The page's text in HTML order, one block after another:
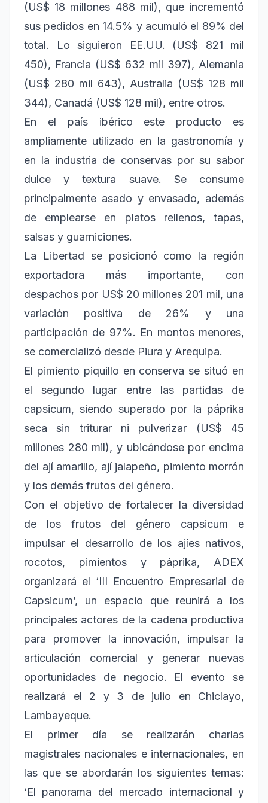
(US$ 18 millones 488 mil), que incrementó
sus pedidos en 14.5% y acumuló el 89% del
total. Lo siguieron EE.UU. (US$ 821 mil
450), Francia (US$ 632 mil 397), Alemania
(US$ 280 mil 643), Australia (US$ 128 mil
344), Canadá (US$ 128 mil), entre otros.
En el país ibérico este producto es
ampliamente utilizado en la gastronomía y
en la industria de conservas por su sabor
dulce y textura suave. Se consume
principalmente asado y envasado, además
de emplearse en platos rellenos, tapas,
salsas y guarniciones.
La Libertad se posicionó como la región
exportadora más importante, con
despachos por US$ 20 millones 201 mil, una
variación positiva de 26% y una
participación de 97%. En montos menores,
se comercializó desde Piura y Arequipa.
El pimiento piquillo en conserva se situó en
el segundo lugar entre las partidas de
capsicum, siendo superado por la páprika
seca sin triturar ni pulverizar (US$ 45
millones 280 mil), y ubicándose por encima
del ají amarillo, ají jalapeño, pimiento morrón
y los demás frutos del género.
Con el objetivo de fortalecer la diversidad
de los frutos del género capsicum e
impulsar el desarrollo de los ajíes nativos,
rocotos, pimientos y páprika, ADEX
organizará el ‘III Encuentro Empresarial de
Capsicum’, un espacio que reunirá a los
principales actores de la cadena productiva
para promover la innovación, impulsar la
articulación comercial y generar nuevas
oportunidades de negocio. El evento se
realizará el 2 y 3 de julio en Chiclayo,
Lambayeque.
El primer día se realizarán charlas
magistrales nacionales e internacionales, en
las que se abordarán los siguientes temas:
‘El panorama del mercado internacional y